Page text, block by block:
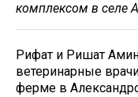
комплексом в селе
Рифат и Ришат
ветеринарные
ферме в